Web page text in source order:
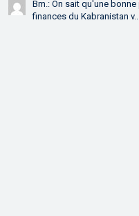
Bm.: On sait qu'une
finances du Kabranistan v...